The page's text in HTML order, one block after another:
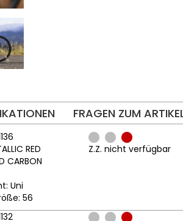
FRAGEN ZUM
RED
CARBON
Uni
56
Z.Z. nicht verfügbar